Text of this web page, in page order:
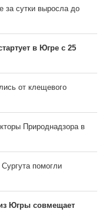
сутки выросла до
в Югре с 25
от клещевого
Природнадзора в
помогли
Югры совмещает